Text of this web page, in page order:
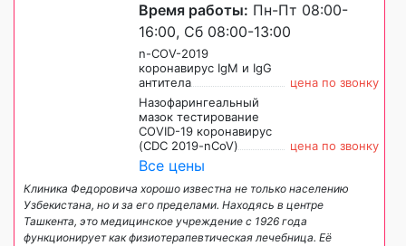
Время работы: Пн-Пт 08:00-
16:00, Сб 08:00-13:00
n-COV-2019
коронавирус IgM и IgG
антитела
цена по звонку
Назофарингеальный
мазок тестирование
COVID-19 коронавирус
(CDC 2019-nCoV)
цена по звонку
Все цены
Клиника Федоровича хорошо известна не только населению
Узбекистана, но и за его пределами. Находясь в центре
Ташкента, это медицинское учреждение с 1926 года
функционирует как физиотерапевтическая лечебница. Её